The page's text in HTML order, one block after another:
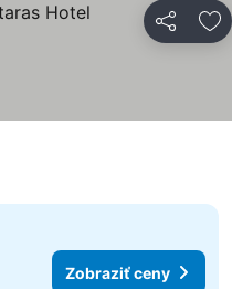
Zdieľať
Zobraziť ceny